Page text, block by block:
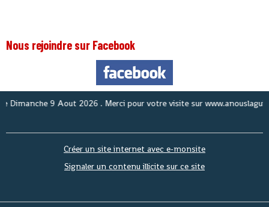
Nous rejoindre sur Facebook
Créer un site internet avec e-monsite
Signaler un contenu illicite sur ce site